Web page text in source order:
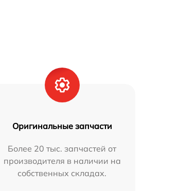
Оригинальные запчасти
Более 20 тыс. запчастей от
производителя в наличии на
собственных складах.